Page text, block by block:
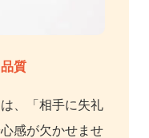
質
、「相手に失礼
感が欠かせませ